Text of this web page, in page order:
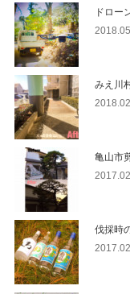
ドロー
みえ川
亀山市
伐採時